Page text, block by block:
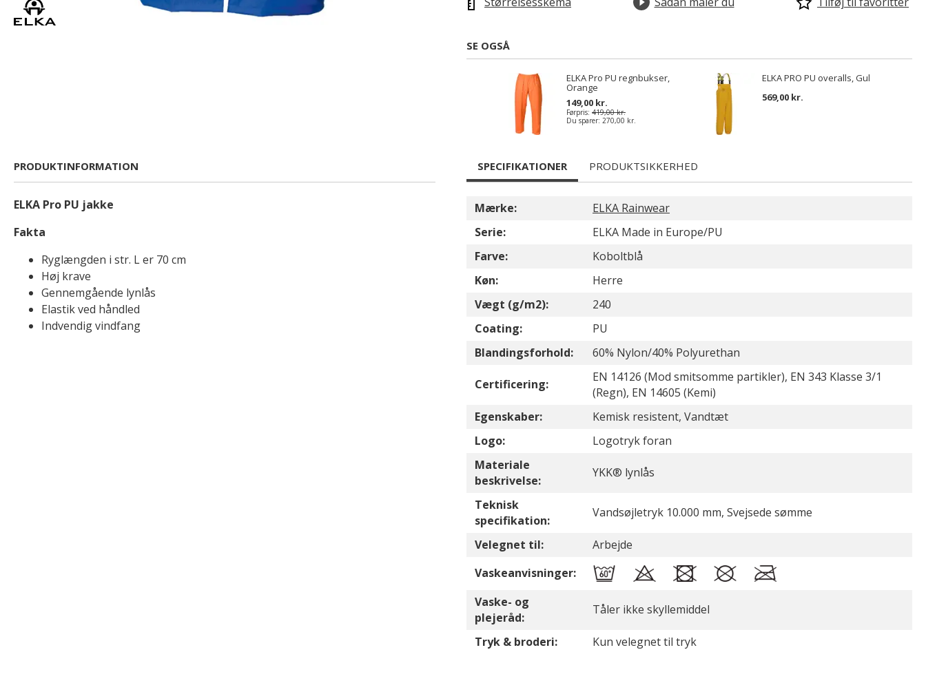
SE OGSÅ
ELKA Pro PU regnbukser,
Orange
149,00 kr.
Førpris: 419,00 kr.
Du sparer: 270,00 kr.
ELKA PRO PU overalls, Gul
569,00 kr.
PRODUKTINFORMATION
ELKA Pro PU jakke
Fakta
Ryglængden i str. L er 70 cm
Høj krave
Gennemgående lynlås
Elastik ved håndled
Indvendig vindfang
SPECIFIKATIONER PRODUKTSIKKERHED
Mærke:
ELKA Rainwear
Serie:
ELKA Made in Europe/PU
Farve:
Koboltblå
Køn:
Herre
Vægt (g/m2):
240
Coating:
PU
Blandingsforhold:
60% Nylon/40% Polyurethan
Certificering:
EN 14126 (Mod smitsomme partikler), EN 343 Klasse 3/1
(Regn), EN 14605 (Kemi)
Egenskaber:
Kemisk resistent, Vandtæt
Logo:
Logotryk foran
Materiale
beskrivelse:
YKK® lynlås
Teknisk
specifikation:
Vandsøjletryk 10.000 mm, Svejsede sømme
Velegnet til:
Arbejde
Vaskeanvisninger:
Vaske- og
plejeråd:
Tåler ikke skyllemiddel
Tryk & broderi: Kun velegnet til tryk